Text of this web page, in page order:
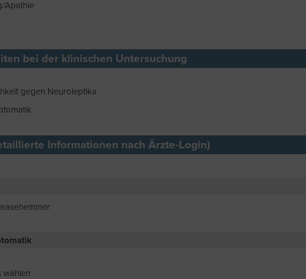
Apathie
bei der klinischen Untersuchung
gegen Neuroleptika
Informationen nach Ärzte-Login)
wählen